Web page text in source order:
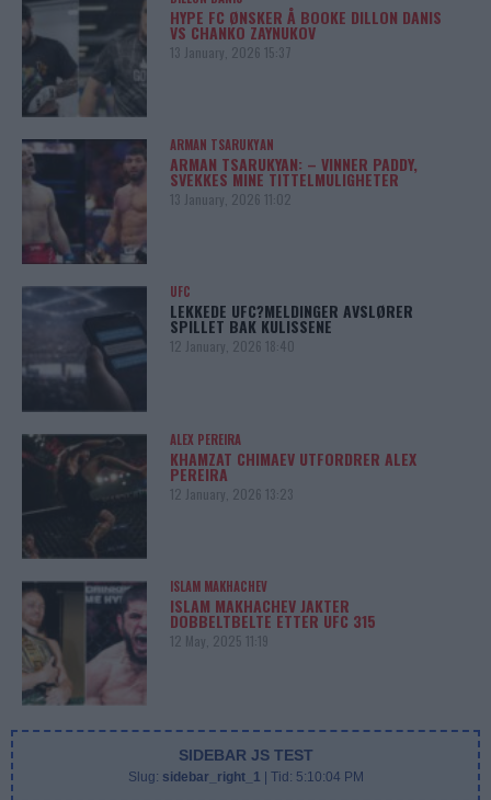
HYPE FC ØNSKER Å BOOKE DILLON DANIS
VS CHANKO ZAYNUKOV
13 January, 2026 15:37
ARMAN TSARUKYAN
ARMAN TSARUKYAN: – VINNER PADDY,
SVEKKES MINE TITTELMULIGHETER
13 January, 2026 11:02
UFC
LEKKEDE UFC?MELDINGER AVSLØRER
SPILLET BAK KULISSENE
12 January, 2026 18:40
ALEX PEREIRA
KHAMZAT CHIMAEV UTFORDRER ALEX
PEREIRA
12 January, 2026 13:23
ISLAM MAKHACHEV
ISLAM MAKHACHEV JAKTER
DOBBELTBELTE ETTER UFC 315
12 May, 2025 11:19
SIDEBAR JS TEST
Slug: sidebar_right_1 | Tid: 5:10:04 PM